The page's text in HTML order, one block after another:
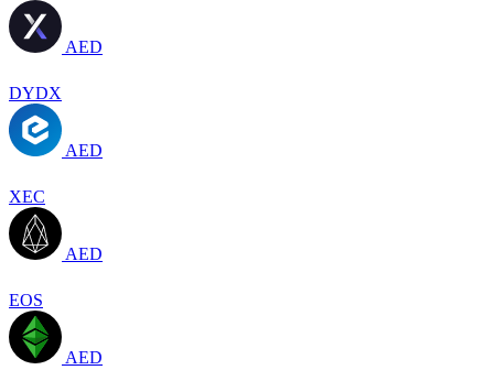
AED
DYDX
AED
XEC
AED
EOS
AED